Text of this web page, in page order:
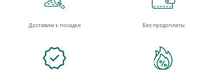
Доставим к посадке Без предоплаты